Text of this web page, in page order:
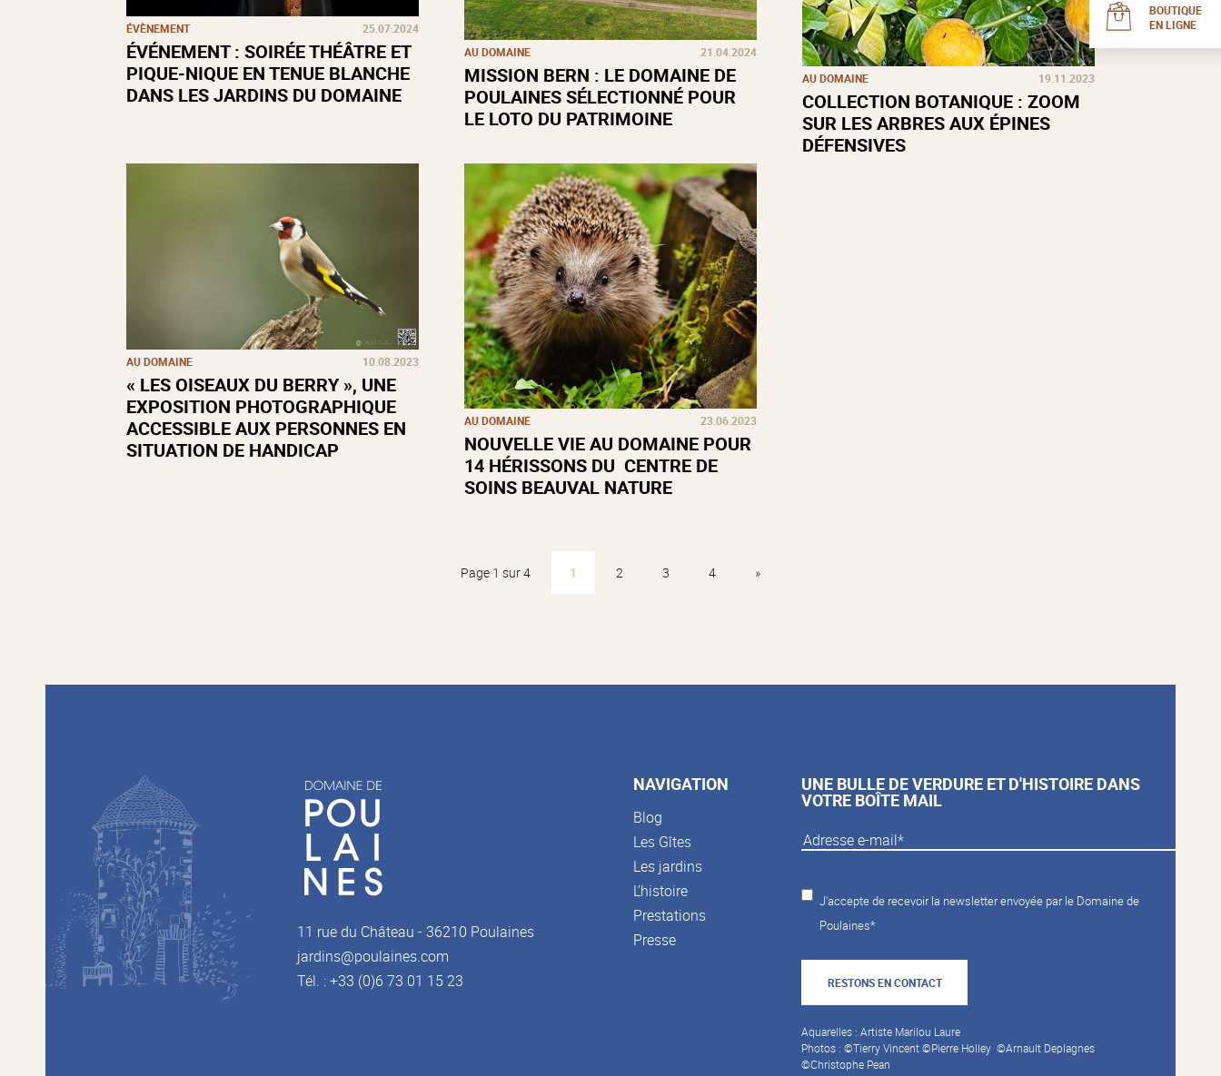
BOUTIQUE
EN LIGNE
ÉVÈNEMENT 25.07.2024
ÉVÉNEMENT : SOIRÉE THÉÂTRE ET
PIQUE-NIQUE EN TENUE BLANCHE
DANS LES JARDINS DU DOMAINE
AU DOMAINE 21.04.2024
MISSION BERN : LE DOMAINE DE
POULAINES SÉLECTIONNÉ POUR
LE LOTO DU PATRIMOINE
AU DOMAINE 19.11.2023
COLLECTION BOTANIQUE : ZOOM
SUR LES ARBRES AUX ÉPINES
DÉFENSIVES
AU DOMAINE 10.08.2023
« LES OISEAUX DU BERRY », UNE
EXPOSITION PHOTOGRAPHIQUE
ACCESSIBLE AUX PERSONNES EN
SITUATION DE HANDICAP
AU DOMAINE 23.06.2023
NOUVELLE VIE AU DOMAINE POUR
14 HÉRISSONS DU CENTRE DE
SOINS BEAUVAL NATURE
Page 1 sur 4 1 2 3 4 »
11 rue du Château - 36210 Poulaines
jardins@poulaines.com
Tél. : +33 (0)6 73 01 15 23
NAVIGATION
Blog
Les Gîtes
Les jardins
L’histoire
Prestations
Presse
UNE BULLE DE VERDURE ET D'HISTOIRE DANS
VOTRE BOÎTE MAIL
J'accepte de recevoir la newsletter envoyée par le Domaine de
Poulaines*
RESTONS EN CONTACT
Aquarelles : Artiste Marilou Laure
Photos : ©Tierry Vincent ©Pierre Holley ©Arnault Deplagnes
©Christophe Pean